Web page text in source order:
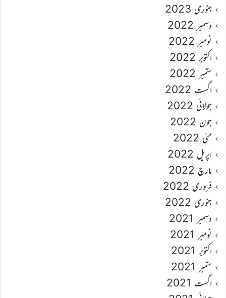
جنوری 2023
دسمبر 2022
نومبر 2022
اکتوبر 2022
ستمبر 2022
اگست 2022
جولائی 2022
جون 2022
مئی 2022
اپریل 2022
مارچ 2022
فروری 2022
جنوری 2022
دسمبر 2021
نومبر 2021
اکتوبر 2021
ستمبر 2021
اگست 2021